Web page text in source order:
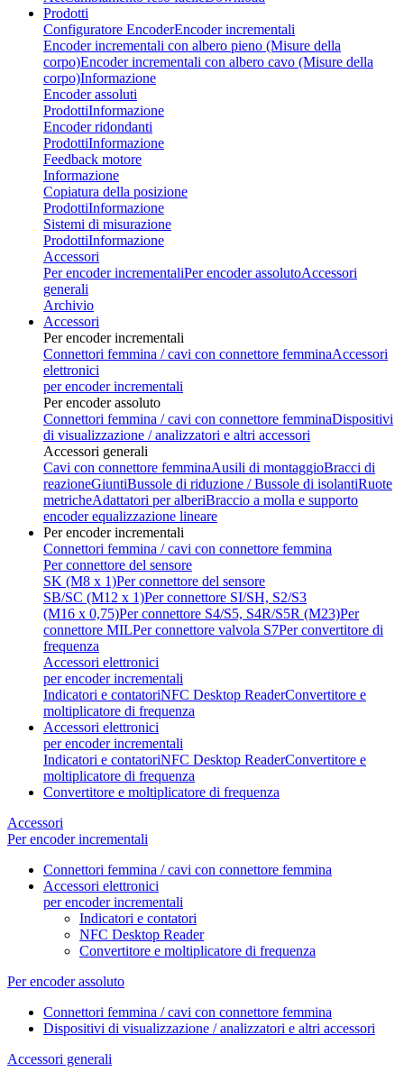
Prodotti
Configuratore EncoderEncoder incrementali
Encoder incrementali con albero pieno (Misure della
corpo)Encoder incrementali con albero cavo (Misure della
corpo)Informazione
Encoder assoluti
ProdottiInformazione
Encoder ridondanti
ProdottiInformazione
Feedback motore
Informazione
Copiatura della posizione
ProdottiInformazione
Sistemi di misurazione
ProdottiInformazione
Accessori
Per encoder incrementaliPer encoder assolutoAccessori
generali
Archivio
Accessori
Per encoder incrementali
Connettori femmina / cavi con connettore femminaAccessori
elettronici
per encoder incrementali
Per encoder assoluto
Connettori femmina / cavi con connettore femminaDispositivi
di visualizzazione / analizzatori e altri accessori
Accessori generali
Cavi con connettore femminaAusili di montaggioBracci di
reazioneGiuntiBussole di riduzione / Bussole di isolantiRuote
metricheAdattatori per alberiBraccio a molla e supporto
encoder equalizzazione lineare
Per encoder incrementali
Connettori femmina / cavi con connettore femmina
Per connettore del sensore
SK (M8 x 1)Per connettore del sensore
SB/SC (M12 x 1)Per connettore SI/SH, S2/S3
(M16 x 0,75)Per connettore S4/S5, S4R/S5R (M23)Per
connettore MILPer connettore valvola S7Per convertitore di
frequenza
Accessori elettronici
per encoder incrementali
Indicatori e contatoriNFC Desktop ReaderConvertitore e
moltiplicatore di frequenza
Accessori elettronici
per encoder incrementali
Indicatori e contatoriNFC Desktop ReaderConvertitore e
moltiplicatore di frequenza
Convertitore e moltiplicatore di frequenza
Accessori
Per encoder incrementali
Connettori femmina / cavi con connettore femmina
Accessori elettronici
per encoder incrementali
Indicatori e contatori
NFC Desktop Reader
Convertitore e moltiplicatore di frequenza
Per encoder assoluto
Connettori femmina / cavi con connettore femmina
Dispositivi di visualizzazione / analizzatori e altri accessori
Accessori generali